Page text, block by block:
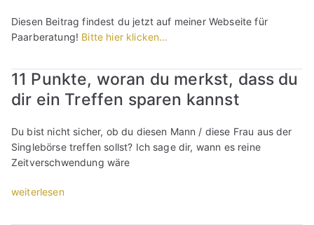
Diesen Beitrag findest du jetzt auf meiner Webseite für
Paarberatung! Bitte hier klicken…
11 Punkte, woran du merkst, dass du
dir ein Treffen sparen kannst
Du bist nicht sicher, ob du diesen Mann / diese Frau aus der
Singlebörse treffen sollst? Ich sage dir, wann es reine
Zeitverschwendung wäre
„
1
weiterlesen